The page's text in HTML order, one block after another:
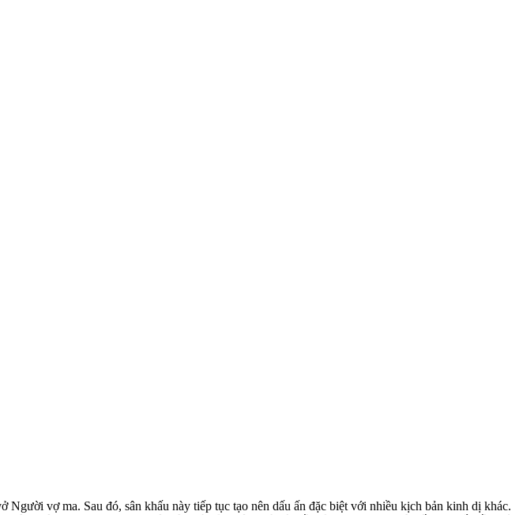
vợ ma. Sau đó, sân khấu này tiếp tục tạo nên dấu ấn đặc biệt với nhiều kịch bản kinh dị khác.